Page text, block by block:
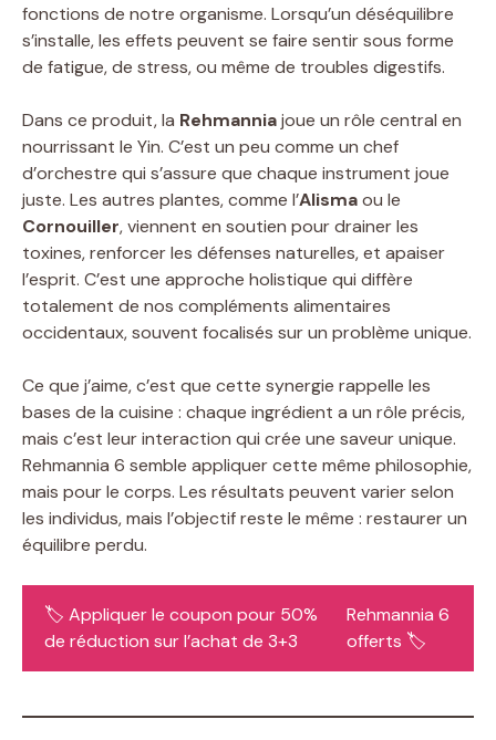
fonctions de notre organisme. Lorsqu’un déséquilibre
s’installe, les effets peuvent se faire sentir sous forme
de fatigue, de stress, ou même de troubles digestifs.
Dans ce produit, la Rehmanniajoue un rôle central en
nourrissant le Yin. C’est un peu comme un chef
d’orchestre qui s’assure que chaque instrument joue
juste. Les autres plantes, comme l’Alismaou le
Cornouiller, viennent en soutien pour drainer les
toxines, renforcer les défenses naturelles, et apaiser
l’esprit. C’est une approche holistique qui diffère
totalement de nos compléments alimentaires
occidentaux, souvent focalisés sur un problème unique.
Ce que j’aime, c’est que cette synergie rappelle les
bases de la cuisine : chaque ingrédient a un rôle précis,
mais c’est leur interaction qui crée une saveur unique.
Rehmannia 6 semble appliquer cette même philosophie,
mais pour le corps. Les résultats peuvent varier selon
les individus, mais l’objectif reste le même : restaurer un
équilibre perdu.
🏷️ Appliquer le coupon pour 50%
de réduction sur l’achat de 3+3
Rehmannia 6
offerts 🏷️